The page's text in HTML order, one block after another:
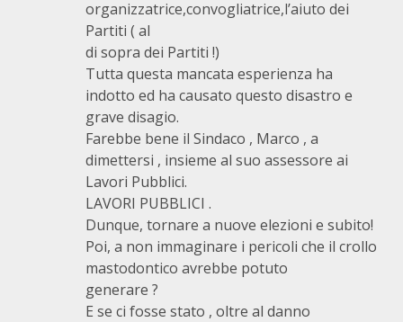
organizzatrice,convogliatrice,l’aiuto dei
Partiti ( al
di sopra dei Partiti !)
Tutta questa mancata esperienza ha
indotto ed ha causato questo disastro e
grave disagio.
Farebbe bene il Sindaco , Marco , a
dimettersi , insieme al suo assessore ai
Lavori Pubblici.
LAVORI PUBBLICI .
Dunque, tornare a nuove elezioni e subito!
Poi, a non immaginare i pericoli che il crollo
mastodontico avrebbe potuto
generare ?
E se ci fosse stato , oltre al danno